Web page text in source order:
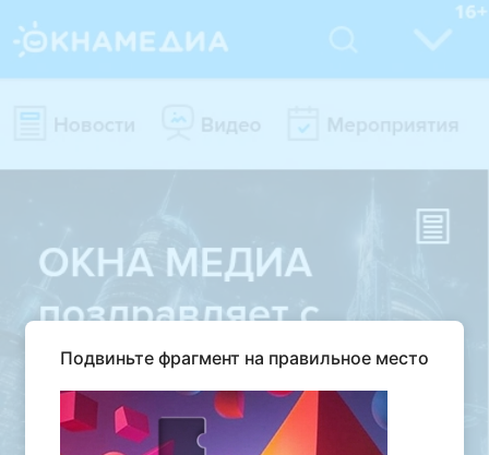
Подвиньте фрагмент на правильное место